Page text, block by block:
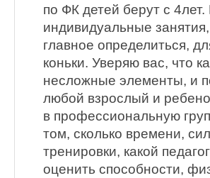
по ФК детей берут с
индивидуальные
главное определиться,
коньки. Уверяю вас, что
несложные элементы, и
любой взрослый и
в профессиональную
том, сколько времени,
тренировки, какой
оценить способности,